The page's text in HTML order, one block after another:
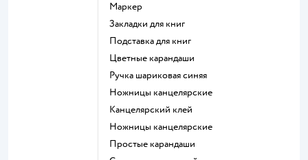
Маркер
Закладки для книг
Подставка для книг
Цветные карандаши
Ручка шариковая синяя
Ножницы канцелярские
Канцелярский клей
Ножницы канцелярские
Простые карандаши